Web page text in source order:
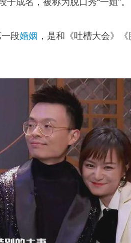
子成名，被称为脱口秀“一姐”。
段婚姻 ，是和《吐槽大会》